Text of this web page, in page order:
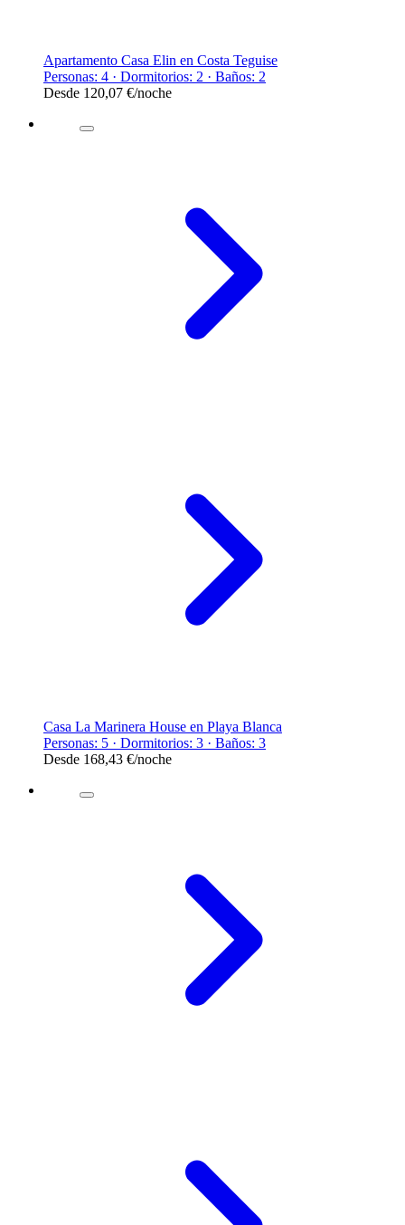
Apartamento Casa Elin en Costa Teguise
Personas: 4 · Dormitorios: 2 · Baños: 2
Desde 120,07 €/noche
Casa La Marinera House en Playa Blanca
Personas: 5 · Dormitorios: 3 · Baños: 3
Desde 168,43 €/noche